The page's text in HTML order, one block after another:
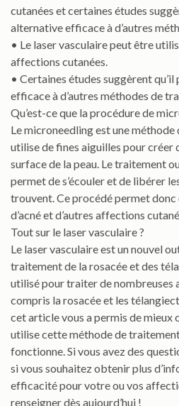
cutanées et certaines études
alternative efficace à d’autres
• Le laser vasculaire peut être
affections cutanées.
• Certaines études suggèrent
efficace à d’autres méthodes de
Qu’est-ce que la procédure de
Le microneedling est une méthode
utilise de fines aiguilles pour créer
surface de la peau. Le traitement
permet de s’écouler et de libérer
trouvent. Ce procédé permet
d’acné et d’autres affections
Tout sur le laser vasculaire ?
Le laser vasculaire est un nouvel
traitement de la rosacée et des
utilisé pour traiter de nombreuses
compris la rosacée et les
cet article vous a permis de mieux
utilise cette méthode de
fonctionne. Si vous avez des
si vous souhaitez obtenir plus
efficacité pour votre ou vos
renseigner dès aujourd’hui !